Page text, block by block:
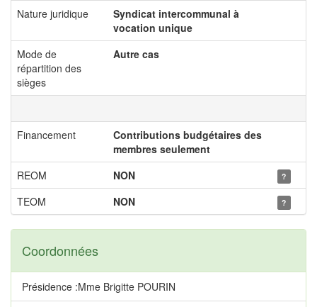
Nature juridique
Syndicat intercommunal à
vocation unique
Mode de
répartition des
sièges
Autre cas
Financement
Contributions budgétaires des
membres seulement
REOM
NON ?
TEOM NON ?
Coordonnées
Présidence :Mme Brigitte POURIN